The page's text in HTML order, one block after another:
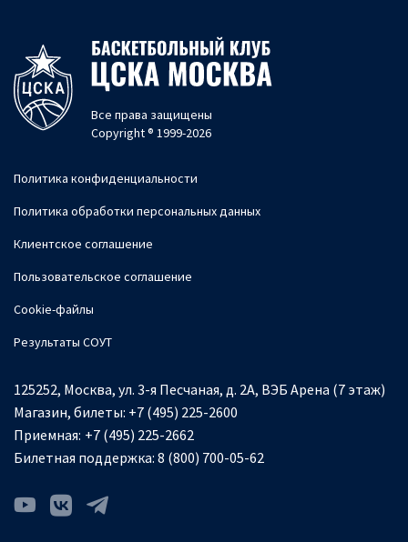
Все права защищены
Copyright ® 1999-2026
Политика конфиденциальности
Политика обработки персональных данных
Клиентское соглашение
Пользовательское соглашение
Cookie-файлы
Результаты СОУТ
125252, Москва, ул. 3-я Песчаная, д. 2А, ВЭБ Арена (7 этаж)
Магазин, билеты: +7 (495) 225-2600
Приемная: +7 (495) 225-2662
Билетная поддержка: 8 (800) 700-05-62